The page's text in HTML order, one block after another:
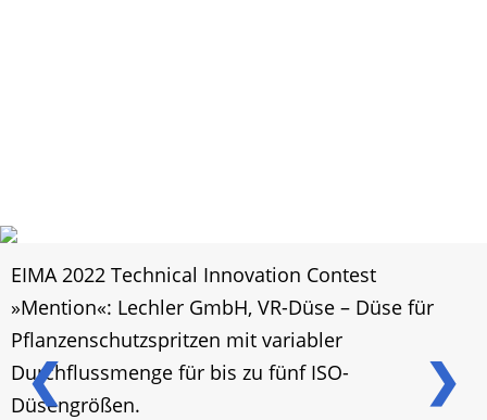
❮ ❯
EIMA 2022 Technical Innovation Contest
»Mention«: Lechler GmbH, VR-Düse – Düse für
Pflanzenschutzspritzen mit variabler
Durchflussmenge für bis zu fünf ISO-
Düsengrößen.